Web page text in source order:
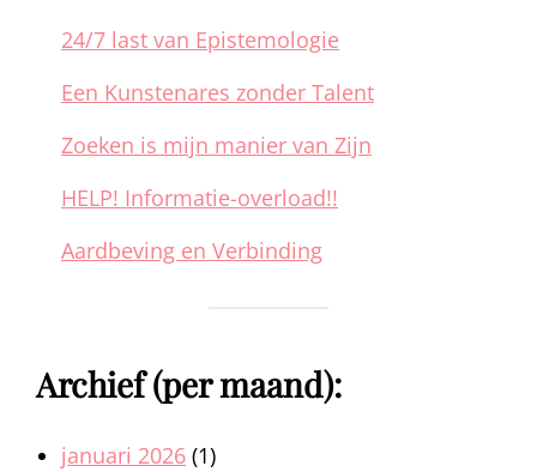
24/7 last van Epistemologie
Een Kunstenares zonder Talent
Zoeken is mijn manier van Zijn
HELP! Informatie-overload!!
Aardbeving en Verbinding
Archief (per maand):
januari 2026 (1)